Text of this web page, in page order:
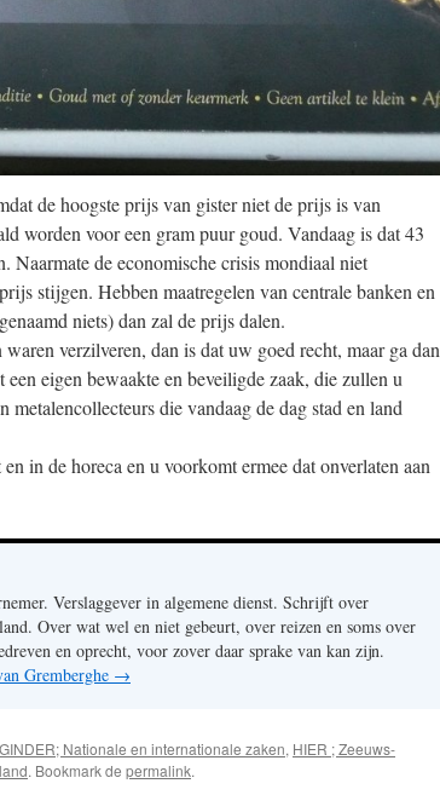
de hoogste prijs van gister niet de prijs is van
worden voor een gram puur goud. Vandaag is dat 43
Naarmate de economische crisis mondiaal niet
stijgen. Hebben maatregelen van centrale banken en
niets) dan zal de prijs dalen.
verzilveren, dan is dat uw goed recht, maar ga dan
eigen bewaakte en beveiligde zaak, die zullen u
metalencollecteurs die vandaag de dag stad en land
in de horeca en u voorkomt ermee dat onverlaten aan
Verslaggever in algemene dienst. Schrijft over
Over wat wel en niet gebeurt, over reizen en soms over
en oprecht, voor zover daar sprake van kan zijn.
Gremberghe →
GINDER; Nationale en internationale zaken, HIER ; Zeeuws-
. Bookmark de permalink.